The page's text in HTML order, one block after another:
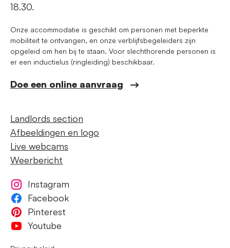
18.30.
Onze accommodatie is geschikt om personen met beperkte
mobiliteit te ontvangen, en onze verblijfsbegeleiders zijn
opgeleid om hen bij te staan. Voor slechthorende personen is
er een inductielus (ringleiding) beschikbaar.
Doe een online aanvraag
Landlords section
Afbeeldingen en logo
Live webcams
Weerbericht
Instagram
Facebook
Pinterest
Youtube